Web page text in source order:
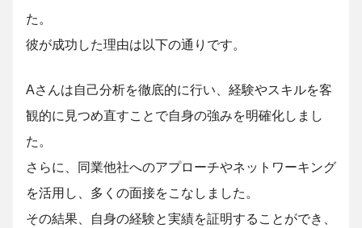
た。
彼が成功した理由は以下の通りです。
Aさんは自己分析を徹底的に行い、経験やスキルを客
観的に見つめ直すことで自身の強みを明確化しまし
た。
さらに、同業他社へのアプローチやネットワーキング
を活用し、多くの面接をこなしました。
その結果、自身の経験と実績を証明することができ、